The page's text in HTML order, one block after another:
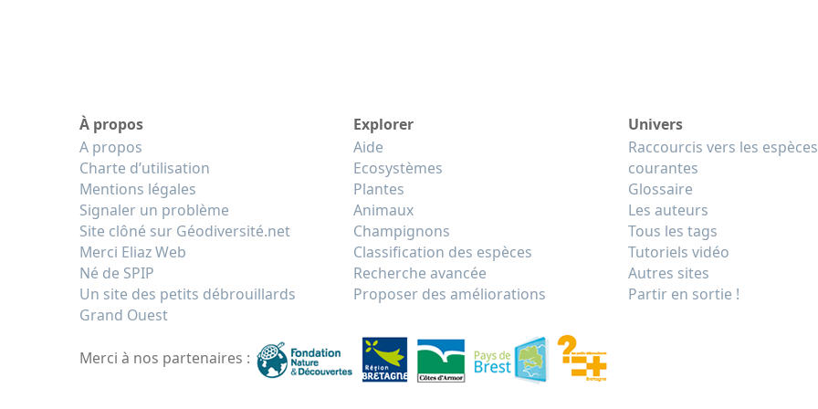
À propos
A propos
Charte d’utilisation
Mentions légales
Signaler un problème
Site clôné sur Géodiversité.net
Merci Eliaz Web
Né de SPIP
Un site des petits débrouillards
Grand Ouest
Explorer
Aide
Ecosystèmes
Plantes
Animaux
Champignons
Classification des espèces
Recherche avancée
Proposer des améliorations
Univers
Raccourcis vers les espèces
courantes
Glossaire
Les auteurs
Tous les tags
Tutoriels vidéo
Autres sites
Partir en sortie !
Merci à nos partenaires :